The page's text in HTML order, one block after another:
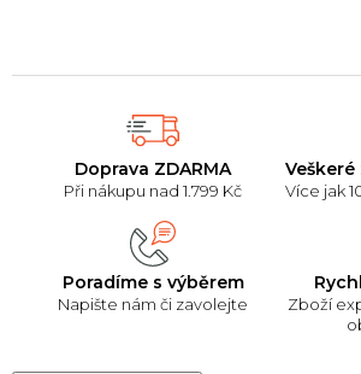
Doprava ZDARMA
Při nákupu nad 1.799 Kč Více jak
Poradíme s výběrem
Napište nám či zavolejte
Zboží